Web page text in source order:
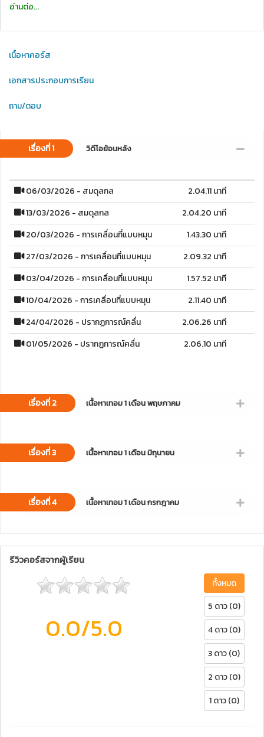
อ่านต่อ...
เนื้อหาคอร์ส
เอกสารประกอบการเรียน
ถาม/ตอบ
เรื่องที่ 1 วิดีโอย้อนหลัง
06/03/2026 - สมดุลกล
2.04.11 นาที
13/03/2026 - สมดุลกล
2.04.20 นาที
20/03/2026 - การเคลื่อนที่แบบหมุน
1.43.30 นาที
27/03/2026 - การเคลื่อนที่แบบหมุน
2.09.32 นาที
03/04/2026 - การเคลื่อนที่แบบหมุน
1.57.52 นาที
10/04/2026 - การเคลื่อนที่แบบหมุน
2.11.40 นาที
24/04/2026 - ปรากฏการณ์คลื่น
2.06.26 นาที
01/05/2026 - ปรากฏการณ์คลื่น
2.06.10 นาที
เรื่องที่ 2 เนื้อหาเทอม 1 เดือน พฤษภาคม
เรื่องที่ 3 เนื้อหาเทอม 1 เดือน มิถุนายน
เรื่องที่ 4 เนื้อหาเทอม 1 เดือน กรกฎาคม
รีวิวคอร์สจากผู้เรียน
0.0/5.0
ทั้งหมด
5 ดาว (0)
4 ดาว (0)
3 ดาว (0)
2 ดาว (0)
1 ดาว (0)